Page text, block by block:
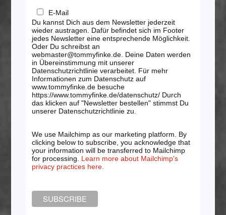
E-Mail
Du kannst Dich aus dem Newsletter jederzeit
wieder austragen. Dafür befindet sich im Footer
jedes Newsletter eine entsprechende Möglichkeit.
Oder Du schreibst an
webmaster@tommyfinke.de. Deine Daten werden
in Übereinstimmung mit unserer
Datenschutzrichtlinie verarbeitet. Für mehr
Informationen zum Datenschutz auf
www.tommyfinke.de besuche
https://www.tommyfinke.de/datenschutz/ Durch
das klicken auf "Newsletter bestellen" stimmst Du
unserer Datenschutzrichtlinie zu.
We use Mailchimp as our marketing platform. By
clicking below to subscribe, you acknowledge that
your information will be transferred to Mailchimp
for processing. Learn more about Mailchimp's
privacy practices here.